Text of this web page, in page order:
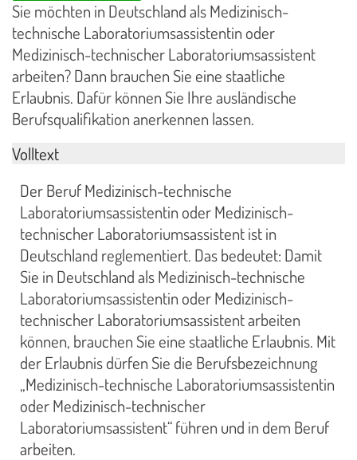
Sie möchten in Deutschland als Medizinisch-
technische Laboratoriumsassistentin oder
Medizinisch-technischer Laboratoriumsassistent
arbeiten? Dann brauchen Sie eine staatliche
Erlaubnis. Dafür können Sie Ihre ausländische
Berufsqualifikation anerkennen lassen.
Volltext
Der Beruf Medizinisch-technische
Laboratoriumsassistentin oder Medizinisch-
technischer Laboratoriumsassistent ist in
Deutschland reglementiert. Das bedeutet: Damit
Sie in Deutschland als Medizinisch-technische
Laboratoriumsassistentin oder Medizinisch-
technischer Laboratoriumsassistent arbeiten
können, brauchen Sie eine staatliche Erlaubnis. Mit
der Erlaubnis dürfen Sie die Berufsbezeichnung
„Medizinisch-technische Laboratoriumsassistentin
oder Medizinisch-technischer
Laboratoriumsassistent“ führen und in dem Beruf
arbeiten.